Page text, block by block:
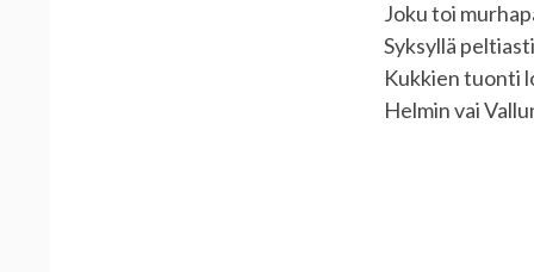
Joku toi
Syksyllä
Kukkien tuonti
Helmin vai